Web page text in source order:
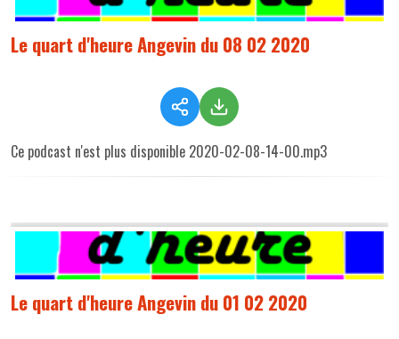
Le quart d'heure Angevin du 08 02 2020
Ce podcast n'est plus disponible 2020-02-08-14-00.mp3
Le quart d'heure Angevin du 01 02 2020